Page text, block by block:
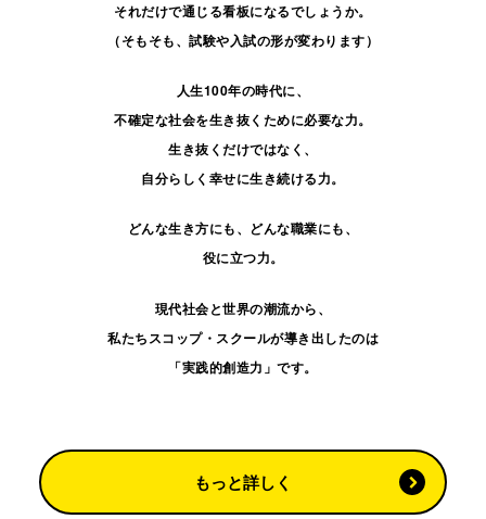
それだけで通じる看板になるでしょうか。
（そもそも、試験や入試の形が変わります）
人生100年の時代に、
不確定な社会を生き抜くために必要な力。
生き抜くだけではなく、
自分らしく幸せに生き続ける力。
どんな生き方にも、どんな職業にも、
役に立つ力。
現代社会と世界の潮流から、
私たちスコップ・スクールが導き出したのは
「実践的創造力」です。
もっと詳しく